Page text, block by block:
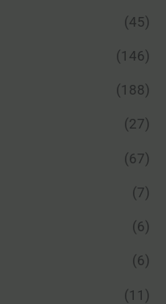
(45)
(146)
(188)
(27)
(67)
(7)
(6)
(6)
(11)